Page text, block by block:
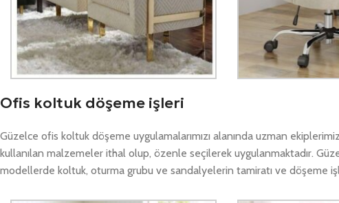
Ofis koltuk döşeme işleri
Güzelce ofis koltuk döşeme uygulamalarımızı alanında uzman
kullanılan malzemeler ithal olup, özenle seçilerek uygulanmaktadır.
modellerde koltuk, oturma grubu ve sandalyelerin tamiratı ve döşeme